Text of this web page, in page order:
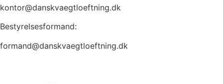
kontor@danskvaegtloeftning.dk
Bestyrelsesformand:
formand@danskvaegtloeftning.dk